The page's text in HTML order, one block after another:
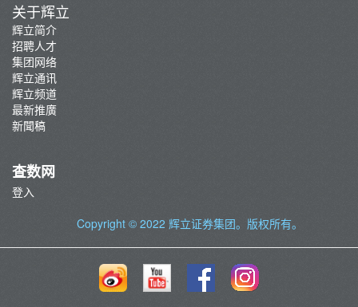
关于辉立
辉立简介
招聘人才
集团网络
辉立通讯
辉立频道
最新推廣
新聞稿
查数网
登入
Copyright © 2022 辉立证券集团。版权所有。